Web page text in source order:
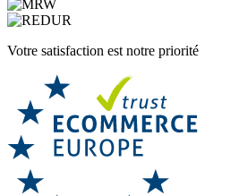
Votre satisfaction est notre priorité